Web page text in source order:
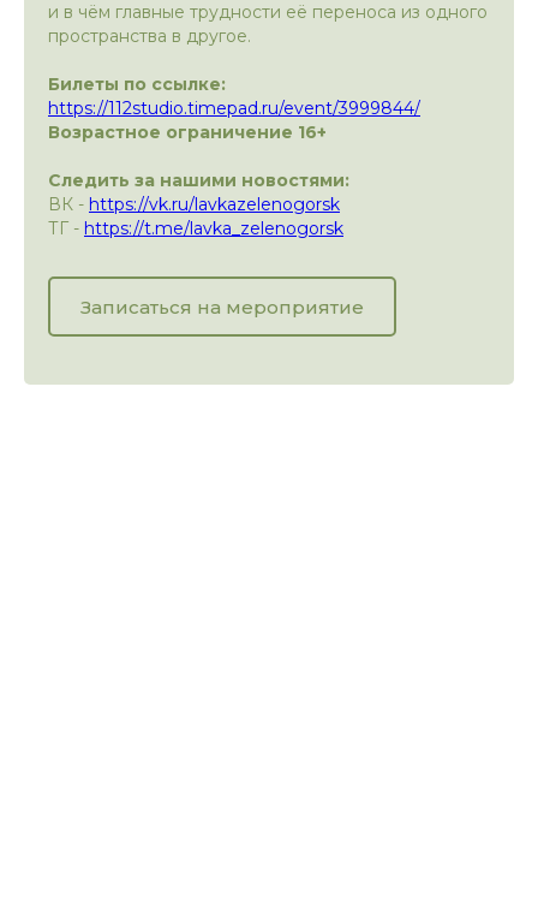
и в чём главные трудности её переноса из одного
пространства в другое.
Билеты по ссылке:
https://112studio.timepad.ru/event/3999844/
Возрастное ограничение 16+
Следить за нашими новостями:
ВК - https://vk.ru/lavkazelenogorsk
ТГ - https://t.me/lavka_zelenogorsk
Записаться на мероприятие